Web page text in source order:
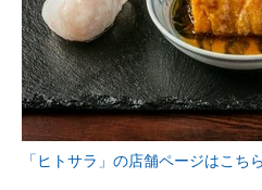
「ヒトサラ」の店舗ページはこちら